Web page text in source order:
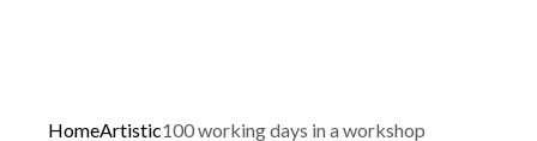
HomeArtistic100 working days in a workshop